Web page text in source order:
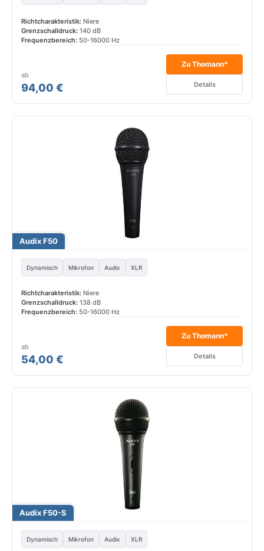
Richtcharakteristik: Niere
Grenzschalldruck: 140 dB
Frequenzbereich: 50-16000 Hz
ab
94,00 €
Zu Thomann*
Details
Audix F50
Dynamisch Mikrofon Audix XLR
Richtcharakteristik: Niere
Grenzschalldruck: 138 dB
Frequenzbereich: 50-16000 Hz
ab
54,00 €
Zu Thomann*
Details
Audix F50-S
Dynamisch Mikrofon Audix XLR